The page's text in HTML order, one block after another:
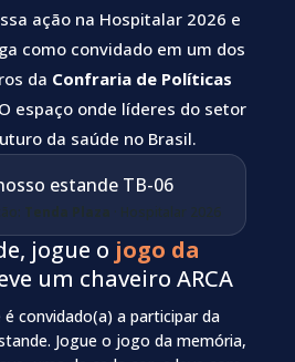
ação na Hospitalar 2026 e
como convidado em um dos
da Confraria de Políticas
O espaço onde líderes do setor
da saúde no Brasil.
estande TB-06
Tenda Plaza · Hospitalar 2026
jogue o jogo da
um chaveiro ARCA
convidado(a) a participar da
Jogue o jogo da memória,